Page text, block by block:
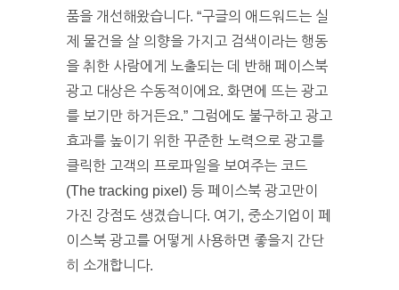
품을 개선해왔습니다. “구글의 애드워드는 실
제 물건을 살 의향을 가지고 검색이라는 행동
을 취한 사람에게 노출되는 데 반해 페이스북
광고 대상은 수동적이에요. 화면에 뜨는 광고
를 보기만 하거든요.” 그럼에도 불구하고 광고
효과를 높이기 위한 꾸준한 노력으로 광고를
클릭한 고객의 프로파일을 보여주는 코드
(The tracking pixel) 등 페이스북 광고만이
가진 강점도 생겼습니다. 여기, 중소기업이 페
이스북 광고를 어떻게 사용하면 좋을지 간단
히 소개합니다.